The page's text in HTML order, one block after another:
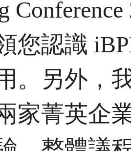
您認識
。另外，
家菁英企